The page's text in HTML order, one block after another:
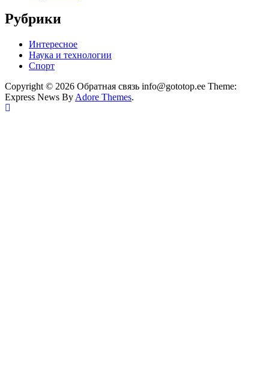
Рубрики
Интересное
Наука и технологии
Спорт
Copyright © 2026 Обратная связь info@gototop.ee Theme:
Express News By Adore Themes.